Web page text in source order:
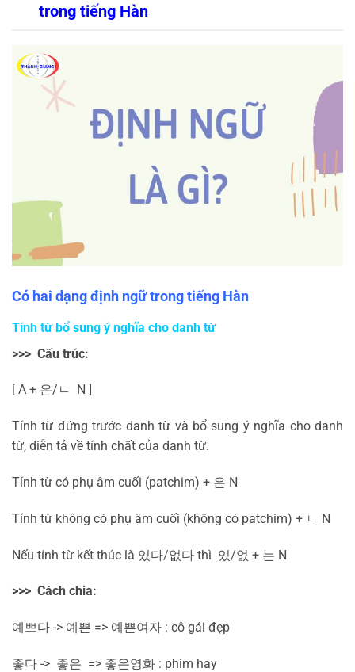
trong tiếng Hàn
Có hai dạng định ngữ trong tiếng Hàn
Tính từ bổ sung ý nghĩa cho danh từ
>>> Cấu trúc:
[ A + 은/ ㄴ N ]
Tính từ đứng trước danh từ và bổ sung ý nghĩa cho danh
từ, diễn tả về tính chất của danh từ.
Tính từ có phụ âm cuối (patchim) + 은 N
Tính từ không có phụ âm cuối (không có patchim) + ㄴ N
Nếu tính từ kết thúc là 있다/없다 thì 있/없 + 는 N
>>> Cách chia:
예쁘다 -> 예쁜 => 예쁜여자 : cô gái đẹp
좋다 -> 좋은 => 좋은영화 : phim hay